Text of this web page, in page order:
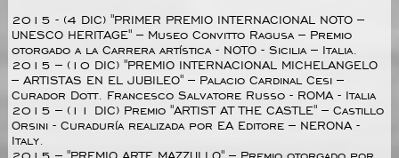
2015 - (4 DIC) "PRIMER PREMIO INTERNACIONAL NOTO –
UNESCO HERITAGE" – Museo Convitto Ragusa – Premio
otorgado a la Carrera artística - NOTO - Sicilia – Italia.
2015 – (10 DIC) "PREMIO INTERNACIONAL MICHELANGELO
– ARTISTAS EN EL JUBILEO" – Palacio Cardinal Cesi –
Curador Dott. Francesco Salvatore Russo - ROMA - Italia
2015 – (11 DIC) Premio "ARTIST AT THE CASTLE" – Castillo
Orsini - Curaduría realizada por EA Editore – NERONA -
Italy.